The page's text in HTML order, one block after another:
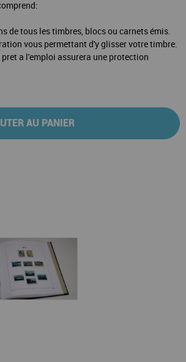
de tous les timbres, blocs ou carnets émis.
vous permettant d'y glisser votre timbre.
a l'emploi assurera une protection
AU PANIER